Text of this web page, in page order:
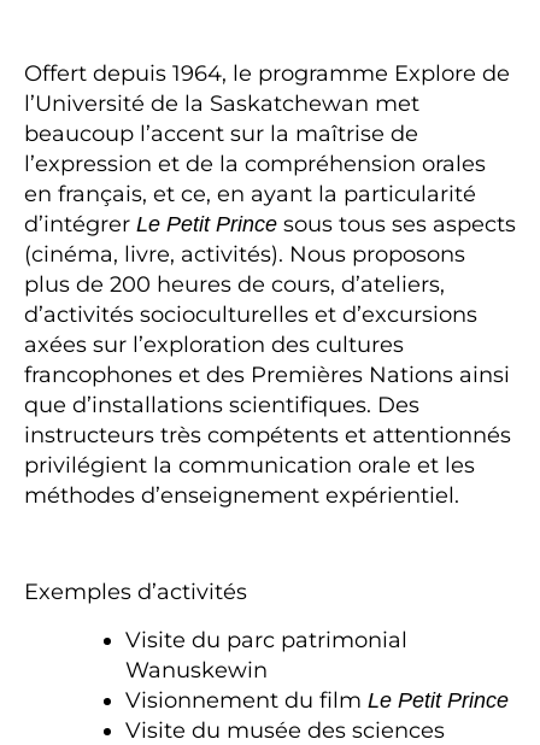
Offert depuis 1964, le programme Explore de
l’Université de la Saskatchewan met
beaucoup l’accent sur la maîtrise de
l’expression et de la compréhension orales
en français, et ce, en ayant la particularité
d’intégrer Le Petit Prince sous tous ses aspects
(cinéma, livre, activités). Nous proposons
plus de 200 heures de cours, d’ateliers,
d’activités socioculturelles et d’excursions
axées sur l’exploration des cultures
francophones et des Premières Nations ainsi
que d’installations scientifiques. Des
instructeurs très compétents et attentionnés
privilégient la communication orale et les
méthodes d’enseignement expérientiel.
Exemples d’activités
Visite du parc patrimonial
Wanuskewin
Visionnement du film Le Petit Prince
Visite du musée des sciences